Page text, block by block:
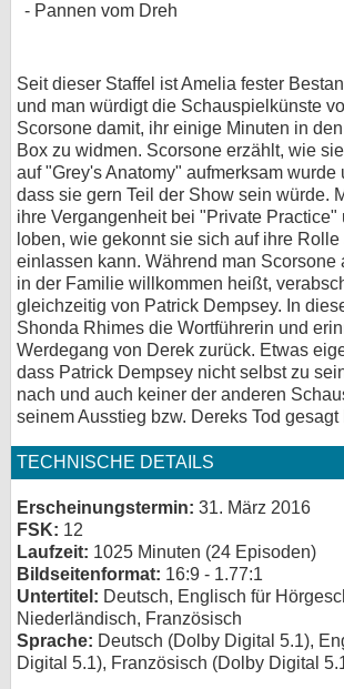
Pannen vom Dreh
Seit dieser Staffel ist Amelia fester
und man würdigt die Schauspielkünste
Scorsone damit, ihr einige Minuten in
Box zu widmen. Scorsone erzählt, wie
auf "Grey's Anatomy" aufmerksam wurde
dass sie gern Teil der Show sein würde.
ihre Vergangenheit bei "Private
loben, wie gekonnt sie sich auf ihre Rolle
einlassen kann. Während man Scorsone
in der Familie willkommen heißt,
gleichzeitig von Patrick Dempsey. In
Shonda Rhimes die Wortführerin und
Werdegang von Derek zurück. Etwas
dass Patrick Dempsey nicht selbst zu
nach und auch keiner der anderen
seinem Ausstieg bzw. Dereks Tod gesagt
TECHNISCHE DETAILS
Erscheinungstermin: 31. März 2016
FSK: 12
Laufzeit: 1025 Minuten (24 Episoden)
Bildseitenformat: 16:9 - 1.77:1
Untertitel: Deutsch, Englisch für
Niederländisch, Französisch
Sprache: Deutsch (Dolby Digital 5.1),
Digital 5.1), Französisch (Dolby Digital